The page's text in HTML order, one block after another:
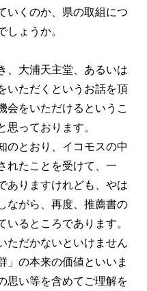
いくのか、県の取組につ
しょうか。
、大浦天主堂、あるいは
いただくというお話を頂
会をいただけるというこ
思っております。
とおり、イコモスの中
れたことを受けて、一
ありますけれども、やは
ながら、再度、推薦書の
るところであります。
ただかないといけません
」の本来の価値といいま
思い等を含めてご理解を